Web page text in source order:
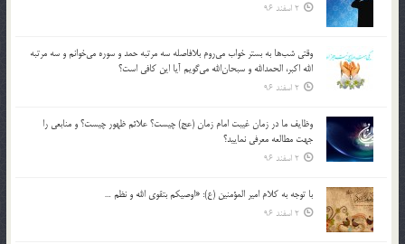
2 اسفند 96
وقتي شب‌ها به بستر خواب مي‌روم بلافاصله سه مرتبه حمد و سوره مي‌خوانم و سه مرتبه
الله اكبر، الحمدالله و سبحان‌الله مي‌گويم آيا اين كافي است؟
2 اسفند 96
وظايف ما در زمان غيبت امام زمان (عج) چيست؟ علائم ظهور چيست؟ و منابعي را
جهت مطالعه معرفي نماييد؟
2 اسفند 96
با توجه به كلام امير المؤمنين (ع): «اوصيكم بتقوي الله و نظم …
2 اسفند 96